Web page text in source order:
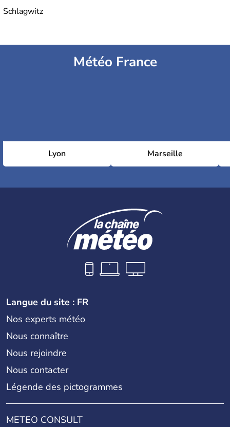
Schlagwitz
Météo France
Lyon Marseille
Langue du site : FR
Nos experts météo
Nous connaître
Nous rejoindre
Nous contacter
Légende des pictogrammes
METEO CONSULT